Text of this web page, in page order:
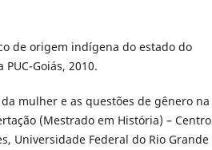
de origem indígena do estado do
Goiás, 2010.
mulher e as questões de gênero na
(Mestrado em História) – Centro
Universidade Federal do Rio Grande